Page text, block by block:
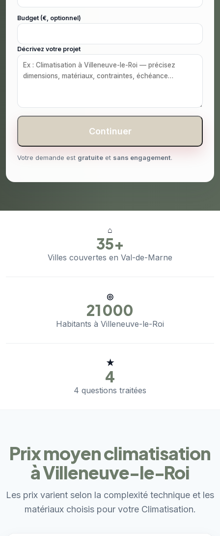
Budget (€, optionnel)
Décrivez votre projet
Continuer
Votre demande est gratuite et sans engagement.
⌂
35+
Villes couvertes en Val-de-Marne
◎
21 000
Habitants à Villeneuve-le-Roi
★
4
4 questions traitées
Prix moyen climatisation
à Villeneuve-le-Roi
Les prix varient selon la complexité technique et les
matériaux choisis pour votre Climatisation.